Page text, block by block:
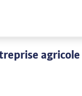
agricole